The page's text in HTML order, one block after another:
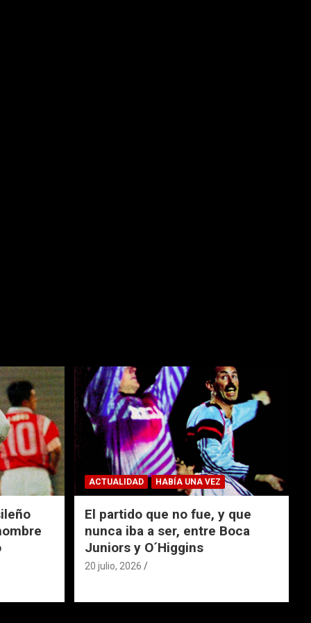
ACTUALIDAD HABÍA UNA VEZ
El partido que no fue, y que
nunca iba a ser, entre Boca
Juniors y O´Higgins
20 julio, 2026